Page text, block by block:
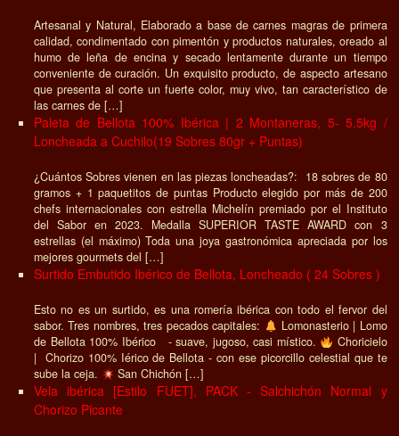
Artesanal y Natural, Elaborado a base de carnes magras de primera
calidad, condimentado con pimentón y productos naturales, oreado al
humo de leña de encina y secado lentamente durante un tiempo
conveniente de curación. Un exquisito producto, de aspecto artesano
que presenta al corte un fuerte color, muy vivo, tan característico de
las carnes de […]
Paleta de Bellota 100% Ibérica | 2 Montaneras, 5- 5.5kg /
Loncheada a Cuchilo(19 Sobres 80gr + Puntas)
¿Cuántos Sobres vienen en las piezas loncheadas?: 18 sobres de 80
gramos + 1 paquetitos de puntas Producto elegido por más de 200
chefs internacionales con estrella Michelín premiado por el Instituto
del Sabor en 2023. Medalla SUPERIOR TASTE AWARD con 3
estrellas (el máximo) Toda una joya gastronómica apreciada por los
mejores gourmets del […]
Surtido Embutido Ibérico de Bellota, Loncheado ( 24 Sobres )
Esto no es un surtido, es una romería ibérica con todo el fervor del
sabor. Tres nombres, tres pecados capitales:
Lomonasterio | Lomo
de Bellota 100% Ibérico - suave, jugoso, casi místico.
Choricielo
| Chorizo 100% Iérico de Bellota - con ese picorcillo celestial que te
sube la ceja.
San Chichón […]
Vela ibérica [Estilo FUET], PACK - Salchichón Normal y
Chorizo Picante